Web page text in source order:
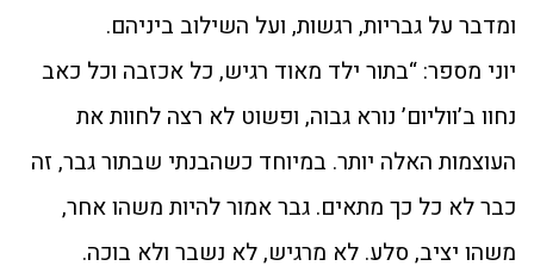
ומדבר על גבריות, רגשות, ועל השילוב ביניהם.
יוני מספר: “בתור ילד מאוד רגיש, כל אכזבה וכל כאב
נחוו ב’ווליום’ נורא גבוה, ופשוט לא רצה לחוות את
העוצמות האלה יותר. במיוחד כשהבנתי שבתור גבר, זה
כבר לא כל כך מתאים. גבר אמור להיות משהו אחר,
משהו יציב, סלע. לא מרגיש, לא נשבר ולא בוכה.